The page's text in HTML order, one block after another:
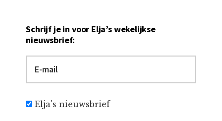
Schrijf je in voor Elja’s wekelijkse
nieuwsbrief:
Elja's nieuwsbrief